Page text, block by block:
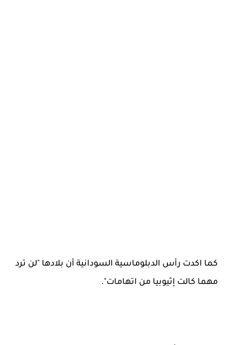
كما اكدت رأس الدبلوماسية السودانية أن بلادها "لن ترد
مهما كالت إثيوبيا من اتهامات".